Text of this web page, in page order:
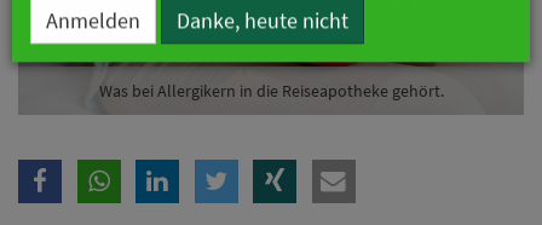
Was bei Allergikern in die Reiseapotheke gehört.
Ich habe die
Datenschutzerklärung
genommen.
Anmelden Danke, heute nicht